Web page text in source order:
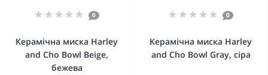
0
Керамічна миска Harley
and Cho Bowl Beige,
бежева
0
Керамічна миска Harley
and Cho Bowl Gray, сіра